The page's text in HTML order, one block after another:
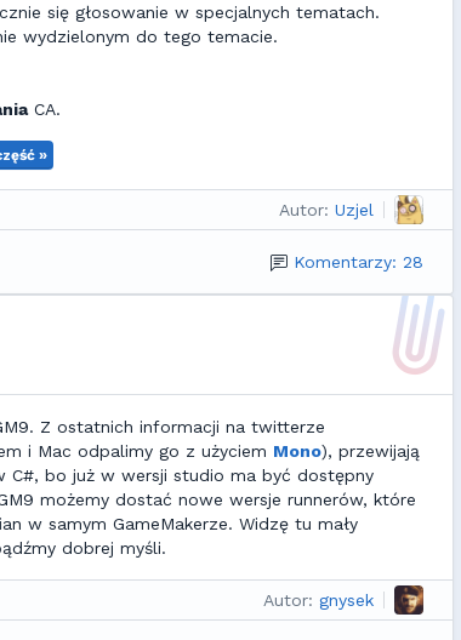
się głosowanie w specjalnych tematach.
wydzielonym do tego temacie.
CA.
»
Autor: Uzjel
Komentarzy: 28
Z ostatnich informacji na twitterze
i Mac odpalimy go z użyciem Mono), przewijają
C#, bo już w wersji studio ma być dostępny
możemy dostać nowe wersje runnerów, które
w samym GameMakerze. Widzę tu mały
dobrej myśli.
Autor: gnysek